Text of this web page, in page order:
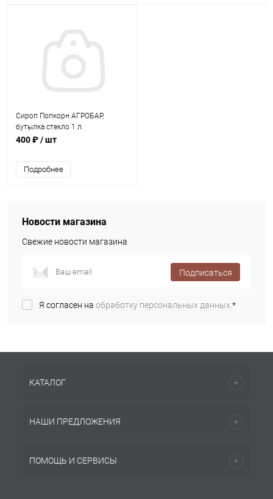
Сироп Попкорн АГРОБАР,
бутылка стекло 1 л.
400 ₽/ шт
Подробнее
Новости магазина
Свежие новости магазина
Подписаться
Я согласен на обработку персональных данных.*
КАТАЛОГ
НАШИ ПРЕДЛОЖЕНИЯ
ПОМОЩЬ И СЕРВИСЫ